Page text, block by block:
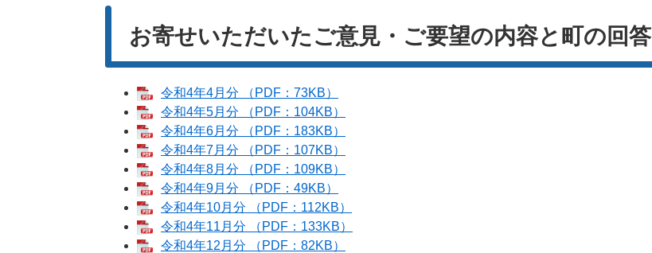
お寄せいただいたご意見・ご要望の内容と町の回答
令和4年4月分 （PDF：73KB）
令和4年5月分 （PDF：104KB）
令和4年6月分 （PDF：183KB）
令和4年7月分 （PDF：107KB）
令和4年8月分 （PDF：109KB）
令和4年9月分 （PDF：49KB）
令和4年10月分 （PDF：112KB）
令和4年11月分 （PDF：133KB）
令和4年12月分 （PDF：82KB）